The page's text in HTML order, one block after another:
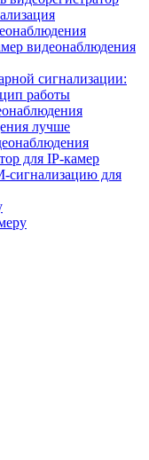
видеонаблюдения
сигнализации:
работы
лучше
для IP-камер
сигнализацию для